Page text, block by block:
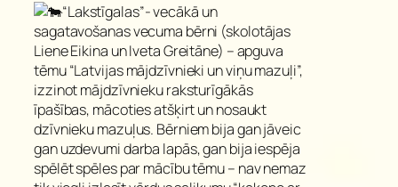
“Lakstīgalas”- vecākā un
sagatavošanas vecuma bērni (skolotājas
Liene Eikina un Iveta Greitāne) – apguva
tēmu “Latvijas mājdzīvnieki un viņu mazuļi”,
izzinot mājdzīvnieku raksturīgākās
īpašības, mācoties atšķirt un nosaukt
dzīvnieku mazuļus. Bērniem bija gan jāveic
gan uzdevumi darba lapās, gan bija iespēja
spēlēt spēles par mācību tēmu – nav nemaz